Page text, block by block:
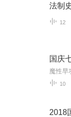
法制
12
国庆
魔性早
10
2018